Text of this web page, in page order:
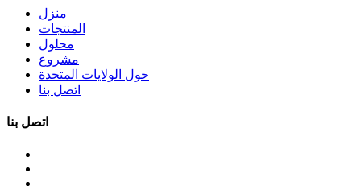
منزل
المنتجات
محلول
مشروع
حول الولايات المتحدة
اتصل بنا
اتصل بنا